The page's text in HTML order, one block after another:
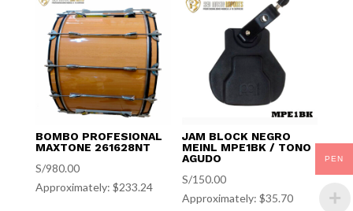
BOMBO PROFESIONAL
MAXTONE 261628NT
S/980.00
Approximately: $233.24
JAM BLOCK NEGRO
MEINL MPE1BK / TONO
AGUDO
S/150.00
Approximately: $35.70
PEN